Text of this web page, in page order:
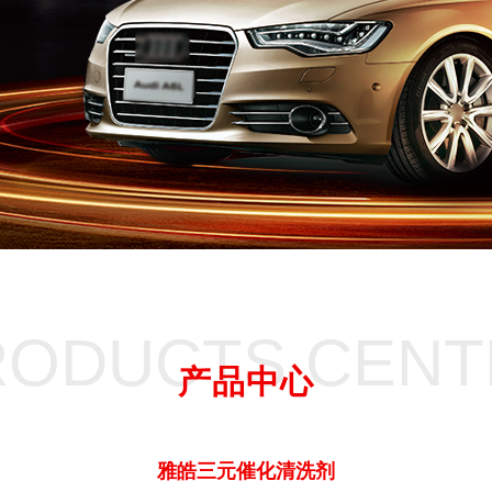
产品中心
雅皓三元催化清洗剂